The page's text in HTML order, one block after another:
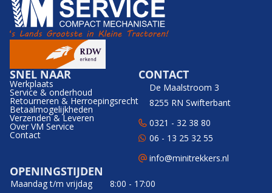
SNEL NAAR
Werkplaats
Service & onderhoud
Retourneren & Herroepingsrecht
Betaalmogelijkheden
Verzenden & Leveren
Over VM Service
Contact
CONTACT
De Maalstroom 3
8255 RN Swifterbant
0321 - 32 38 80
06 - 13 25 32 55
info@minitrekkers.nl
OPENINGSTIJDEN
Maandag t/m vrijdag 8:00 - 17:00